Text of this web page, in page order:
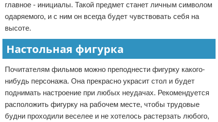
главное - инициалы. Такой предмет станет личным символом
одаряемого, и с ним он всегда будет чувствовать себя на
высоте.
Настольная фигурка
Почитателям фильмов можно преподнести фигурку какого-
нибудь персонажа. Она прекрасно украсит стол и будет
поднимать настроение при любых неудачах. Рекомендуется
расположить фигурку на рабочем месте, чтобы трудовые
будни проходили веселее и не хотелось растерзать любого,